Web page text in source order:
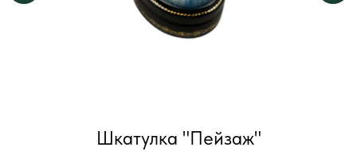
Шкатулка "Пейзаж"